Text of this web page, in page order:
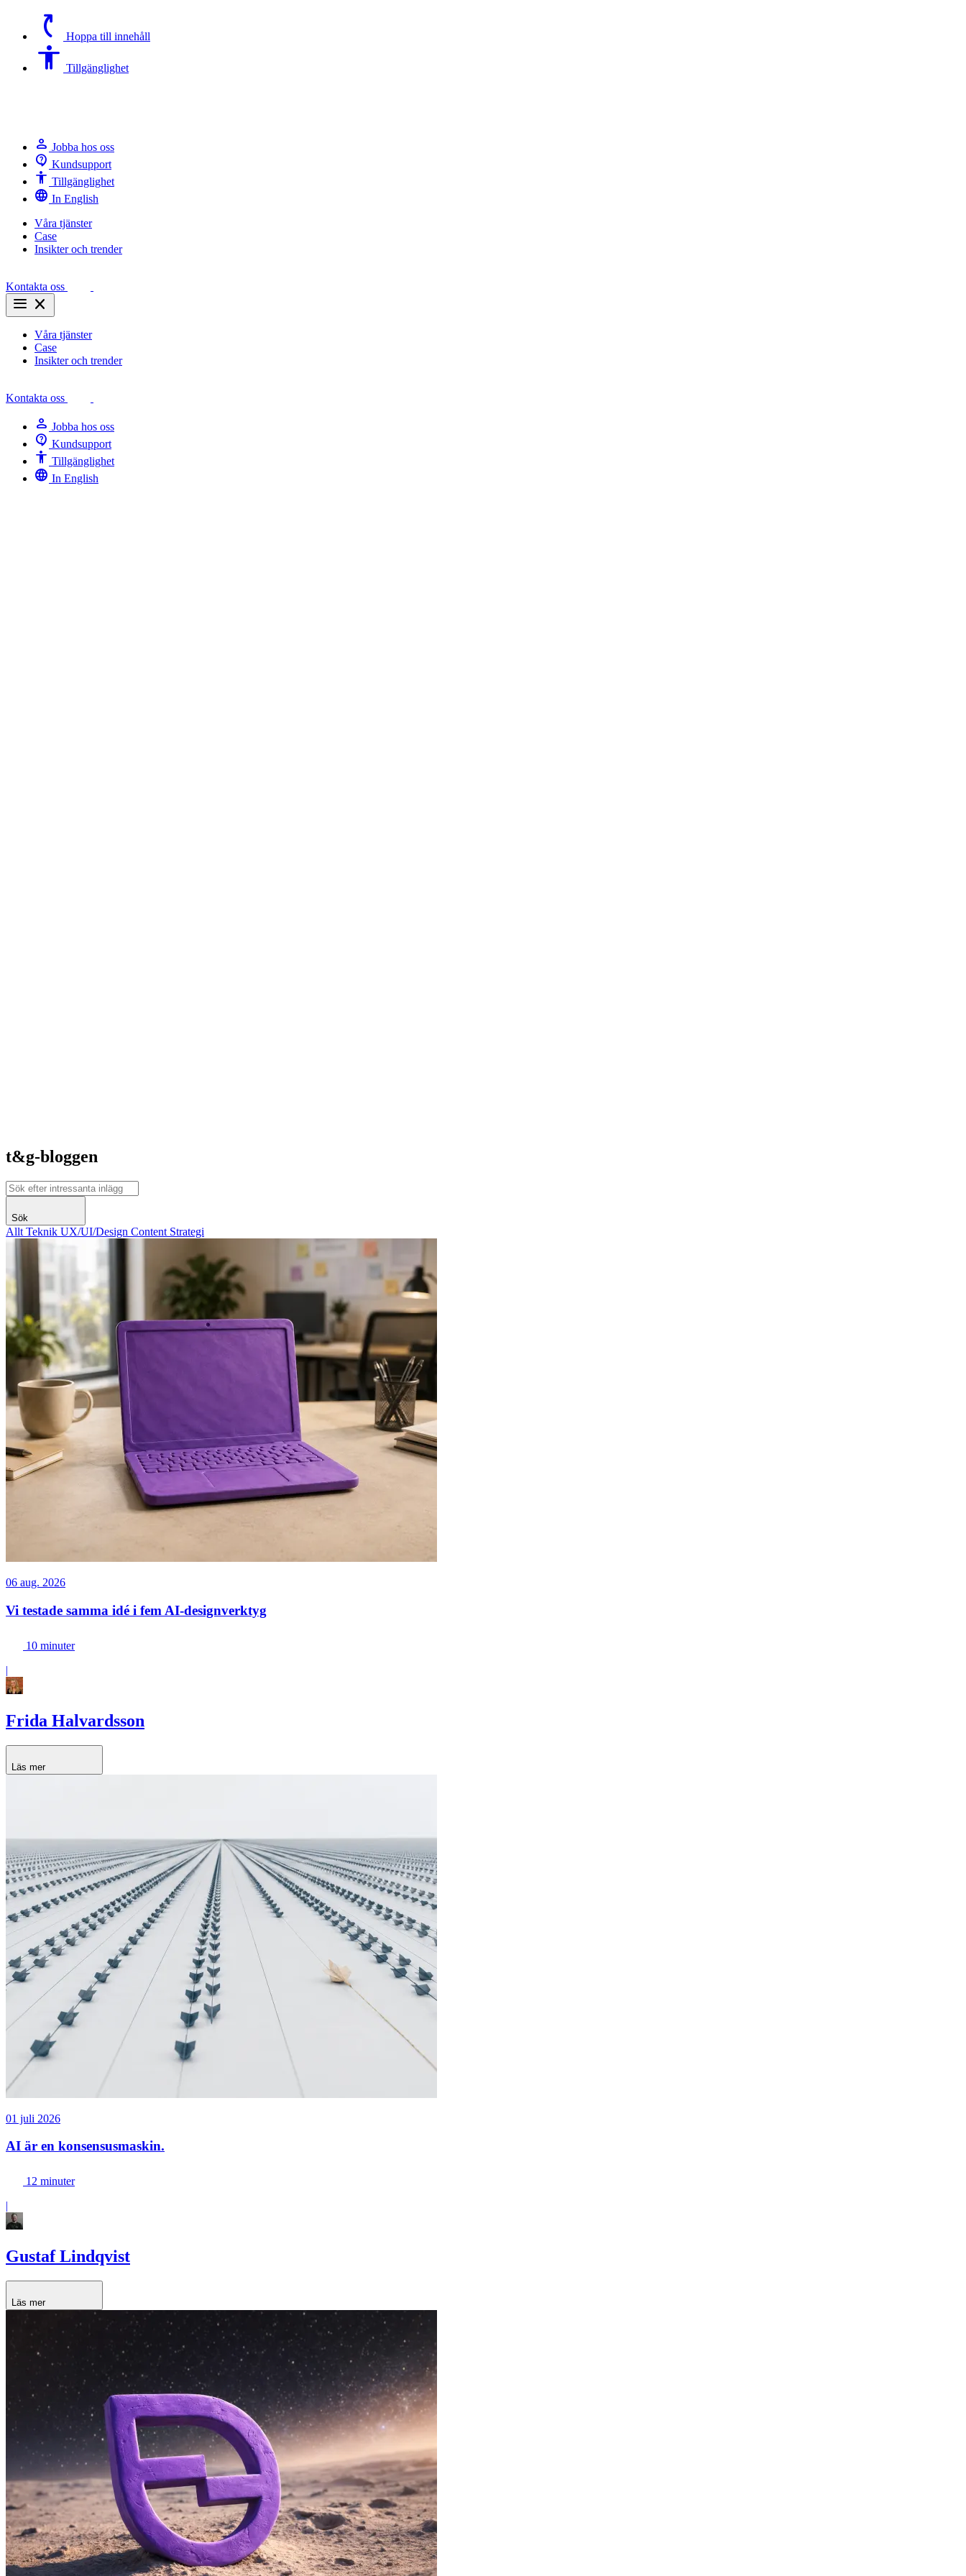
switch_access_shortcut Hoppa till innehåll
Accessibility Tillgänglighet
person Jobba hos oss
contact_support Kundsupport
Accessibility Tillgänglighet
language In English
Våra tjänster
Case
Insikter och trender
Kontakta oss
menu close
Våra tjänster
Case
Insikter och trender
Kontakta oss
person Jobba hos oss
contact_support Kundsupport
Accessibility Tillgänglighet
language In English
t&g-bloggen
Sök
Allt Teknik UX/UI/Design Content Strategi
06 aug. 2026
Vi testade samma idé i fem AI-designverktyg
10 minuter
|
Frida Halvardsson
Läs mer
01 juli 2026
AI är en konsensusmaskin.
12 minuter
|
Gustaf Lindqvist
Läs mer